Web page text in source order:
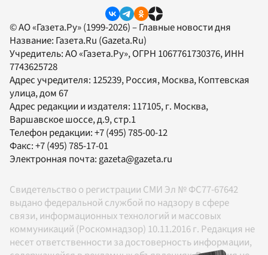
© АО «Газета.Ру» (1999-2026) – Главные новости дня
Название: Газета.Ru (Gazeta.Ru)
Учредитель:АО «Газета.Ру», ОГРН 1067761730376, ИНН
7743625728
Адрес учредителя: 125239, Россия, Москва, Коптевская
улица, дом 67
Адрес редакции и издателя: 117105, г. Москва,
Варшавское шоссе, д.9, стр.1
Телефон редакции:+7 (495) 785-00-12
Факс:+7 (495) 785-17-01
Электронная почта:gazeta@gazeta.ru
Свидетельство о регистрации СМИ Эл № ФС77-67642
выдано федеральной службой по надзору в сфере
связи, информационных технологий и массовых
коммуникаций (Роскомнадзор) 10.11.2016 г. Редакция не
несет ответственности за достоверность информации,